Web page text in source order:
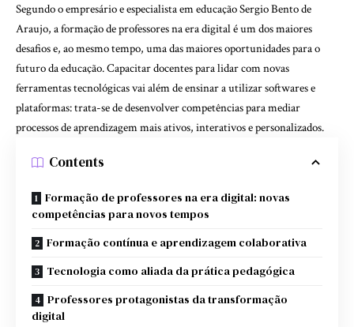
Segundo o empresário e especialista em educação Sergio Bento de
Araujo, a formação de professores na era digital é um dos maiores
desafios e, ao mesmo tempo, uma das maiores oportunidades para o
futuro da educação. Capacitar docentes para lidar com novas
ferramentas tecnológicas vai além de ensinar a utilizar softwares e
plataformas: trata-se de desenvolver competências para mediar
processos de aprendizagem mais ativos, interativos e personalizados.
Contents
Formação de professores na era digital: novas
competências para novos tempos
Formação contínua e aprendizagem colaborativa
Tecnologia como aliada da prática pedagógica
Professores protagonistas da transformação
digital